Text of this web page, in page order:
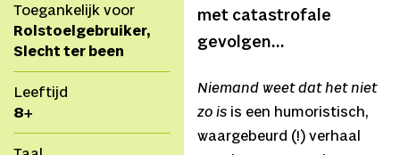
Toegankelijk voor
Rolstoelgebruiker,
Slecht ter been
Leeftijd
8+
met catastrofale
gevolgen…
Niemand weet dat het niet
zo is is een humoristisch,
waargebeurd (!) verhaal